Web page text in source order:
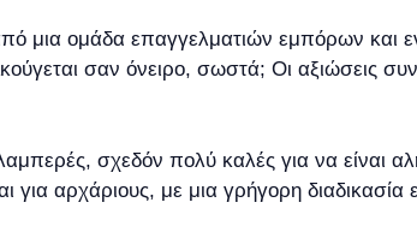
μια ομάδα επαγγελματιών εμπόρων και
σαν όνειρο, σωστά; Οι αξιώσεις
σχεδόν πολύ καλές για να είναι
για αρχάριους, με μια γρήγορη